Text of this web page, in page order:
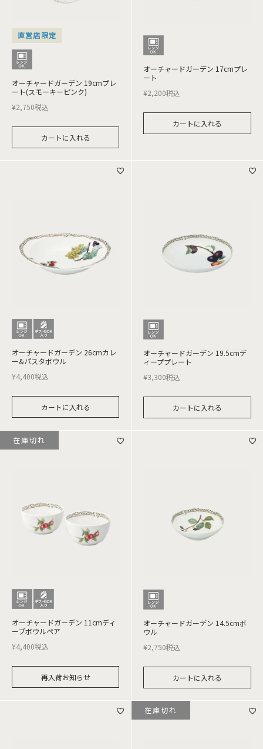
直営店限定
オーチャードガーデン 19cmプレ
ート(スモーキーピンク)
¥2,750税込
カートに入れる
オーチャードガーデン 17cmプレ
ート
¥2,200税込
カートに入れる
オーチャードガーデン 26cmカレ
ー&パスタボウル
¥4,400税込
カートに入れる
オーチャードガーデン 19.5cmデ
ィーププレート
¥3,300税込
カートに入れる
オーチャードガーデン 11cmディ
ープボウルペア
¥4,400税込
再入荷お知らせ
在庫切れ
オーチャードガーデン 14.5cmボ
ウル
¥2,750税込
カートに入れる
在庫切れ